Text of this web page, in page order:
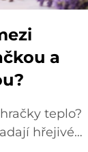
a
teplo?
hřejivé